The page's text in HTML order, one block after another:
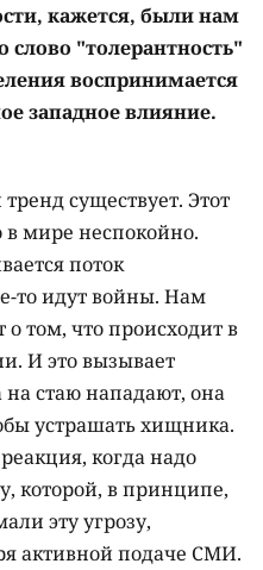
кажется, были нам
слово "толерантность"
воспринимается
западное влияние.
существует. Этот
в мире неспокойно.
поток
то идут войны. Нам
том, что происходит в
И это вызывает
стаю нападают, она
устрашать хищника.
когда надо
которой, в принципе,
эту угрозу,
активной подаче СМИ.